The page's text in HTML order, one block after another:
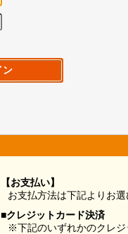
【お支払い】
お支払方法は下記よりお選
■クレジットカード決済
※下記のいずれかのクレ